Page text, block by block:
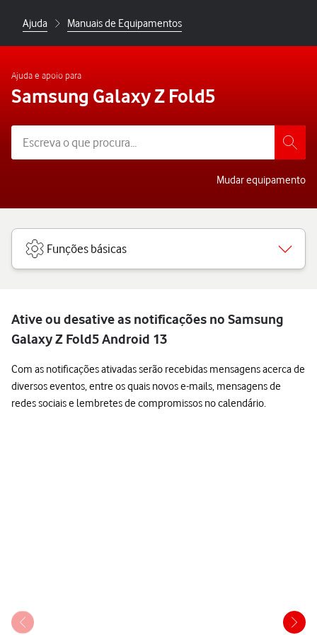
Ajuda Manuais de Equipamentos
Ajuda e apoio para
Samsung Galaxy Z Fold5
Mudar equipamento
Funções básicas
Ative ou desative as notificações no Samsung
Galaxy Z Fold5 Android 13
Com as notificações ativadas serão recebidas mensagens acerca de
diversos eventos, entre os quais novos e-mails, mensagens de
redes sociais e lembretes de compromissos no calendário.